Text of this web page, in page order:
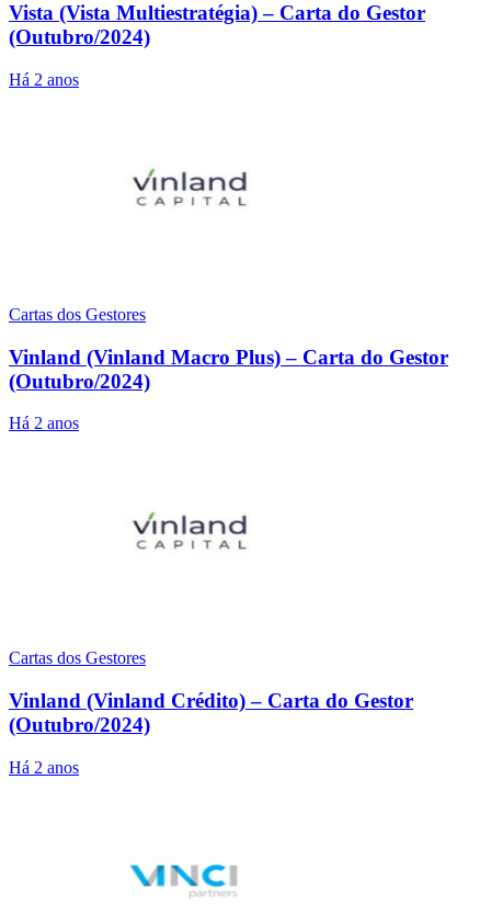
Vista (Vista Multiestratégia) – Carta do Gestor
(Outubro/2024)
Há 2 anos
Cartas dos Gestores
Vinland (Vinland Macro Plus) – Carta do Gestor
(Outubro/2024)
Há 2 anos
Cartas dos Gestores
Vinland (Vinland Crédito) – Carta do Gestor
(Outubro/2024)
Há 2 anos